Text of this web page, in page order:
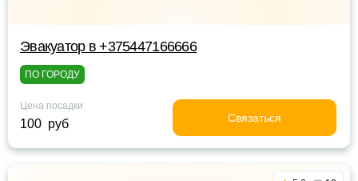
Эвакуатор в +375447166666
ПО ГОРОДУ
Цена посадки
100 руб Связаться